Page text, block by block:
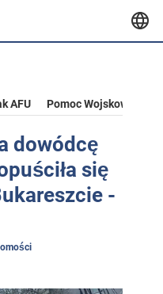
AFU Pomoc Wojskowa Dla
dowódcę
się
-